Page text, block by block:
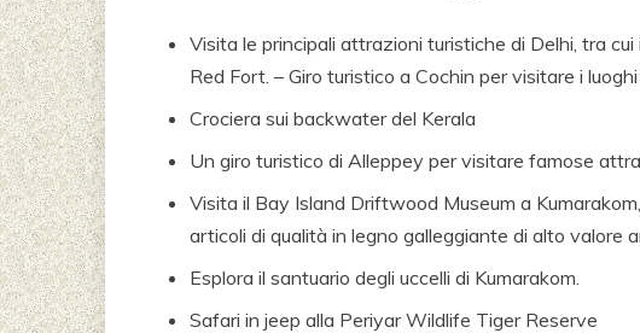
Visita le principali attrazioni turistiche di Delhi, tra
Red Fort. – Giro turistico a Cochin per visitare i luoghi
Crociera sui backwater del Kerala
Un giro turistico di Alleppey per visitare famose
Visita il Bay Island Driftwood Museum a
articoli di qualità in legno galleggiante di alto valore
Esplora il santuario degli uccelli di Kumarakom.
Safari in jeep alla Periyar Wildlife Tiger Reserve